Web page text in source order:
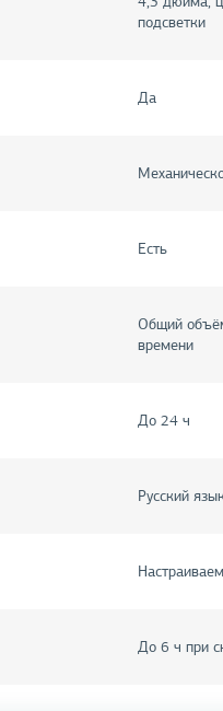
подсветки
Да
Есть
Общий
времени
До 24 ч
Русский
До 6 ч при